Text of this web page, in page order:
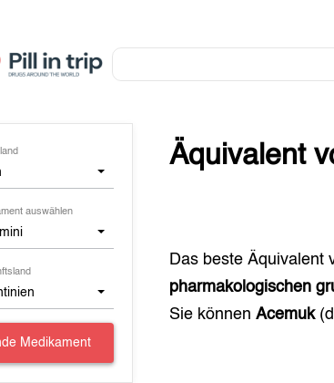
auswählen
Medikament
Äquivalent
Das beste Äquivalent
pharmakologischen
Sie könnenAcemuk